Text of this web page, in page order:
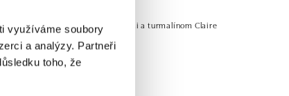
využíváme soubory
a analýzy. Partneři
toho, že
Náhrdelník s diamantmi a turmalínom Claire
od 2 919 €